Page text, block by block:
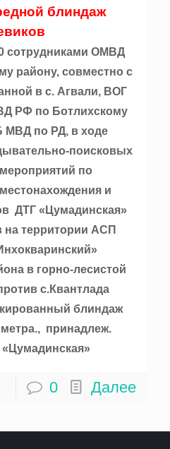
блиндаж
сотрудниками ОМВД
району, совместно с
в с. Агвали, ВОГ
РФ по Ботлихскому
МВД по РД, в ходе
поисковых
по
и
ДТГ «Цумадинская»
на территории АСП
в горно-лесистой
с.Квантлада
блиндаж
принадлеж.
0 Далее